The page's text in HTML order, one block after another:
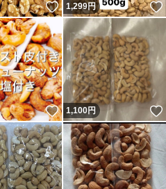
いいね！
1,299円
いいね！
1,100円